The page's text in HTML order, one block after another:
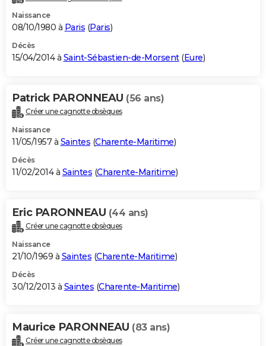
Naissance
08/10/1980 à Paris (Paris)
Décès
15/04/2014 à Saint-Sébastien-de-Morsent(Eure)
Patrick PARONNEAU (56 ans)
Créer une cagnotte obsèques
Naissance
11/05/1957 à Saintes (Charente-Maritime)
Décès
11/02/2014 à Saintes (Charente-Maritime)
Eric PARONNEAU (44 ans)
Créer une cagnotte obsèques
Naissance
21/10/1969 à Saintes (Charente-Maritime)
Décès
30/12/2013 à Saintes (Charente-Maritime)
Maurice PARONNEAU (83 ans)
Créer une cagnotte obsèques